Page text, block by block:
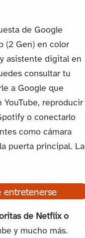
de Google
(2 Gen) en color
asistente digital en
consultar tu
a Google que
YouTube, reproducir
o conectarlo
como cámara
puerta principal.
entretenerse
de Netflix o
y mucho más.